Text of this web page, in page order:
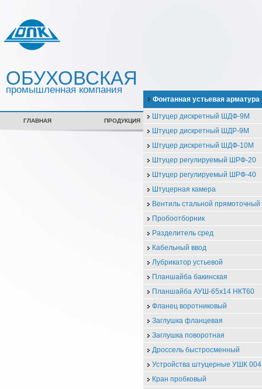
ОБУХОВСКАЯ
промышленная компания
ГЛАВНАЯ ПРОДУКЦИЯ СЕРТИФИКАТЫ
Фонтанная устьевая арматура
Штуцер дискретный ШДФ-9М
Штуцер дискретный ШДР-9М
Штуцер дискретный ШДФ-10М
Штуцер регулируемый ШРФ-20
Штуцер регулируемый ШРФ-40
Штуцерная камера
Вентиль стальной
Пробоотборник
Разделитель сред
Кабельный ввод
Лубрикатор устьевой
Планшайба бакинская
Планшайба АУШ-65х14 НКТ60
Фланец воротниковый
Заглушка фланцевая
Заглушка поворотная
Дроссель быстросменный
Устройства штуцерные УШК
Кран пробковый